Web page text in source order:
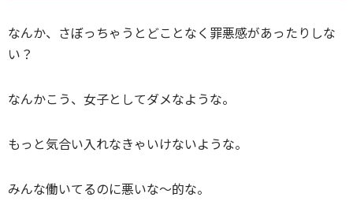
なんか、さぼっちゃうとどことなく罪悪感があったりしな
い？
なんかこう、女子としてダメなような。
もっと気合い入れなきゃいけないような。
みんな働いてるのに悪いな～的な。